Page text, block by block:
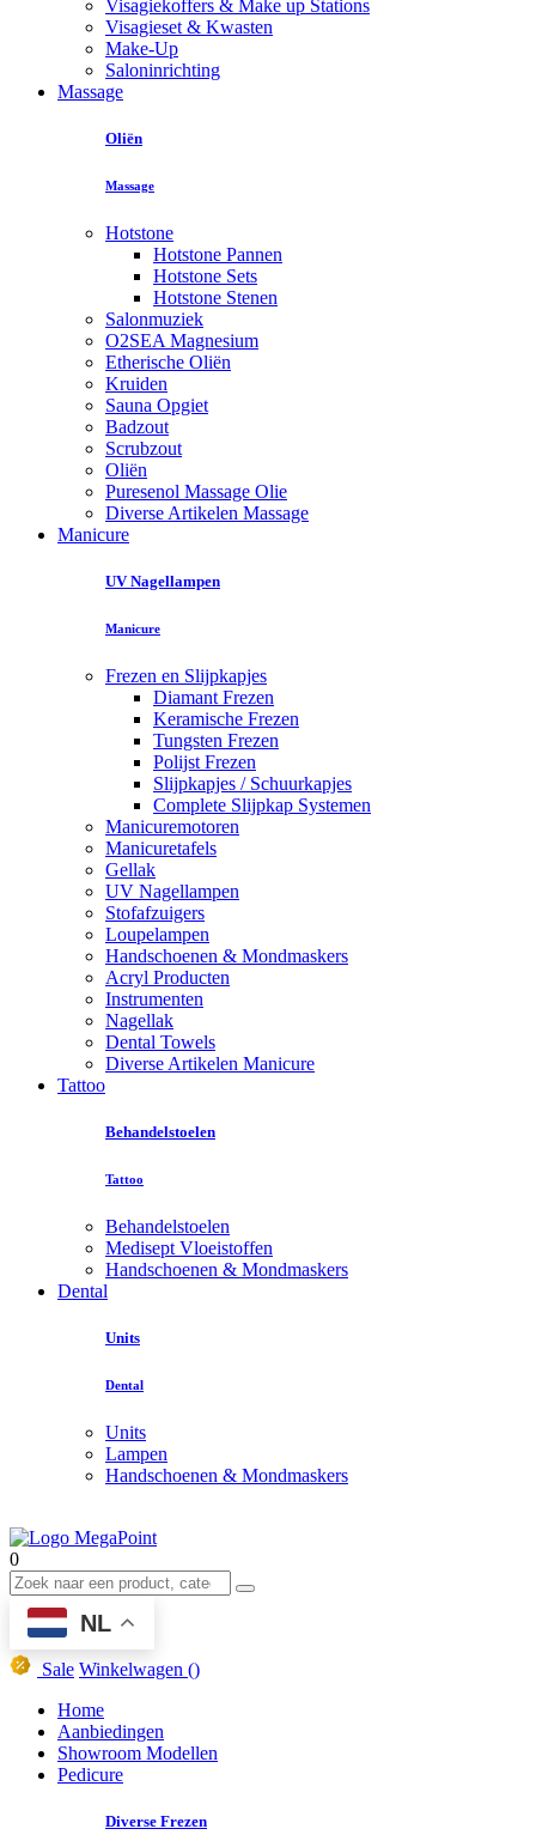
Visagiekoffers & Make up Stations
Visagieset & Kwasten
Make-Up
Saloninrichting
Massage
Oliën
Massage
Hotstone
Hotstone Pannen
Hotstone Sets
Hotstone Stenen
Salonmuziek
O2SEA Magnesium
Etherische Oliën
Kruiden
Sauna Opgiet
Badzout
Scrubzout
Oliën
Puresenol Massage Olie
Diverse Artikelen Massage
Manicure
UV Nagellampen
Manicure
Frezen en Slijpkapjes
Diamant Frezen
Keramische Frezen
Tungsten Frezen
Polijst Frezen
Slijpkapjes / Schuurkapjes
Complete Slijpkap Systemen
Manicuremotoren
Manicuretafels
Gellak
UV Nagellampen
Stofafzuigers
Loupelampen
Handschoenen & Mondmaskers
Acryl Producten
Instrumenten
Nagellak
Dental Towels
Diverse Artikelen Manicure
Tattoo
Behandelstoelen
Tattoo
Behandelstoelen
Medisept Vloeistoffen
Handschoenen & Mondmaskers
Dental
Units
Dental
Units
Lampen
Handschoenen & Mondmaskers
0
NL
Sale Winkelwagen ()
Home
Aanbiedingen
Showroom Modellen
Pedicure
Diverse Frezen